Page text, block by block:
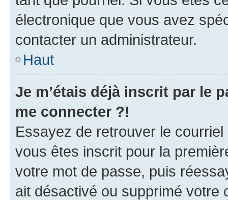
électronique que vous avez
contacter un administrateur.
Haut
Je m’étais déjà inscrit par le
me connecter ?!
Essayez de retrouver le
vous êtes inscrit pour la
votre mot de passe, puis
ait désactivé ou supprimé votre